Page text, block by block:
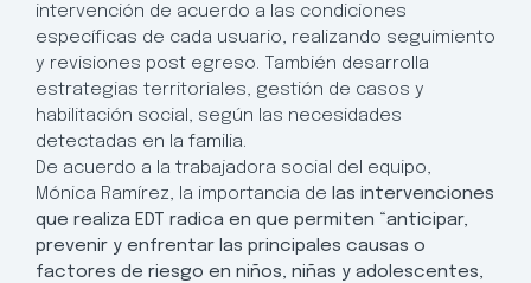
intervención de acuerdo a las condiciones
específicas de cada usuario, realizando seguimiento
y revisiones post egreso. También desarrolla
estrategias territoriales, gestión de casos y
habilitación social, según las necesidades
detectadas en la familia.
De acuerdo a la trabajadora social del equipo,
Mónica Ramírez, la importancia de las intervenciones
que realiza EDT radica en que permiten “anticipar,
prevenir y enfrentar las principales causas o
factores de riesgo en niños, niñas y adolescentes,